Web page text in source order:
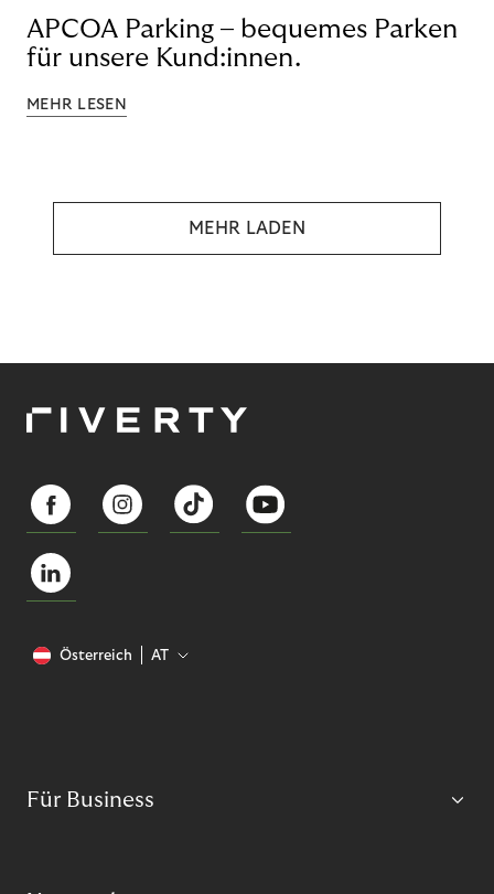
APCOA Parking – bequemes Parken
für unsere Kund:innen.
MEHR LESEN
MEHR LADEN
Österreich AT
Für Business